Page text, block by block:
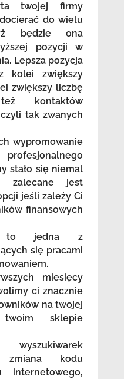
twojej firmy
do wielu
będzie ona
pozycji w
Lepsza pozycja
kolei zwiększy
zwiększy liczbę
kontaktów
tak zwanych
wypromowanie
stało się niemal
zalecane jest
jeśli zależy Ci
finansowych
to jedna z
się pracami
miesięcy
ci znacznie
na twojej
sklepie
wyszukiwarek
kodu
internetowego,